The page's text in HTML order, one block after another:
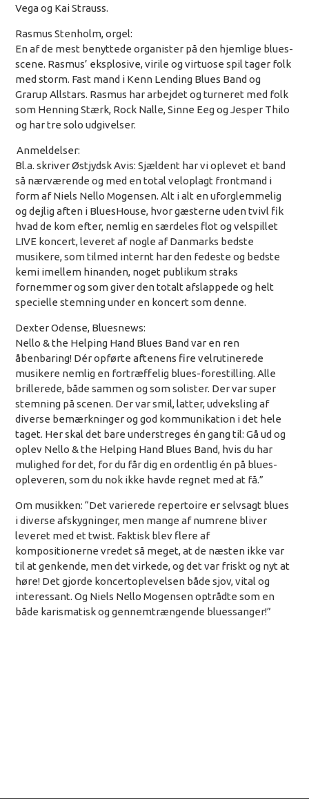
Vega og Kai Strauss.
Rasmus Stenholm,orgel:
En af de mest benyttede organister på den hjemlige blues-
scene. Rasmus’ eksplosive, virile og virtuose spil tager folk
med storm. Fast mand i Kenn Lending Blues Band og
Grarup Allstars. Rasmus har arbejdet og turneret med folk
som Henning Stærk, Rock Nalle, Sinne Eeg og Jesper Thilo
og har tre solo udgivelser.
Anmeldelser:
Bl.a. skriver Østjydsk Avis: Sjældent har vi oplevet et band
så nærværende og med en total veloplagt frontmand i
form af Niels Nello Mogensen. Alt i alt en uforglemmelig
og dejlig aften i BluesHouse, hvor gæsterne uden tvivl fik
hvad de kom efter, nemlig en særdeles flot og velspillet
LIVE koncert, leveret af nogle af Danmarks bedste
musikere, som tilmed internt har den fedeste og bedste
kemi imellem hinanden, noget publikum straks
fornemmer og som giver den totalt afslappede og helt
specielle stemning under en koncert som denne.
Dexter Odense, Bluesnews:
Nello & the Helping Hand Blues Band var en ren
åbenbaring! Dér opførte aftenens fire velrutinerede
musikere nemlig en fortræffelig blues-forestilling. Alle
brillerede, både sammen og som solister. Der var super
stemning på scenen. Der var smil, latter, udveksling af
diverse bemærkninger og god kommunikation i det hele
taget. Her skal det bare understreges én gang til: Gå ud og
oplev Nello & the Helping Hand Blues Band, hvis du har
mulighed for det, for du får dig en ordentlig én på blues-
opleveren, som du nok ikke havde regnet med at få.”
Om musikken: “Det varierede repertoire er selvsagt blues
i diverse afskygninger, men mange af numrene bliver
leveret med et twist. Faktisk blev flere af
kompositionerne vredet så meget, at de næsten ikke var
til at genkende, men det virkede, og det var friskt og nyt at
høre! Det gjorde koncertoplevelsen både sjov, vital og
interessant. Og Niels Nello Mogensen optrådte som en
både karismatisk og gennemtrængende bluessanger!”